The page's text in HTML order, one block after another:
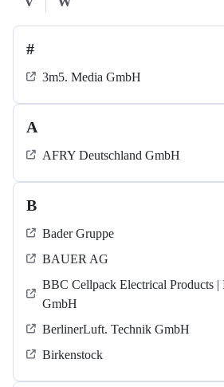
#
3m5. Media GmbH
A
AFRY Deutschland GmbH
B
Bader Gruppe
BAUER AG
BBC Cellpack Electrical Products
GmbH
BerlinerLuft. Technik GmbH
Birkenstock